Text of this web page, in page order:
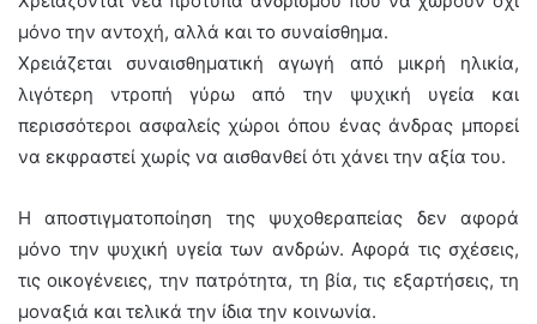
μόνο την αντοχή, αλλά και το συναίσθημα.
Χρειάζεται συναισθηματική αγωγή από μικρή ηλικία,
λιγότερη ντροπή γύρω από την ψυχική υγεία και
περισσότεροι ασφαλείς χώροι όπου ένας άνδρας μπορεί
να εκφραστεί χωρίς να αισθανθεί ότι χάνει την αξία του.
Η αποστιγματοποίηση της ψυχοθεραπείας δεν αφορά
μόνο την ψυχική υγεία των ανδρών. Αφορά τις σχέσεις,
τις οικογένειες, την πατρότητα, τη βία, τις εξαρτήσεις, τη
μοναξιά και τελικά την ίδια την κοινωνία.